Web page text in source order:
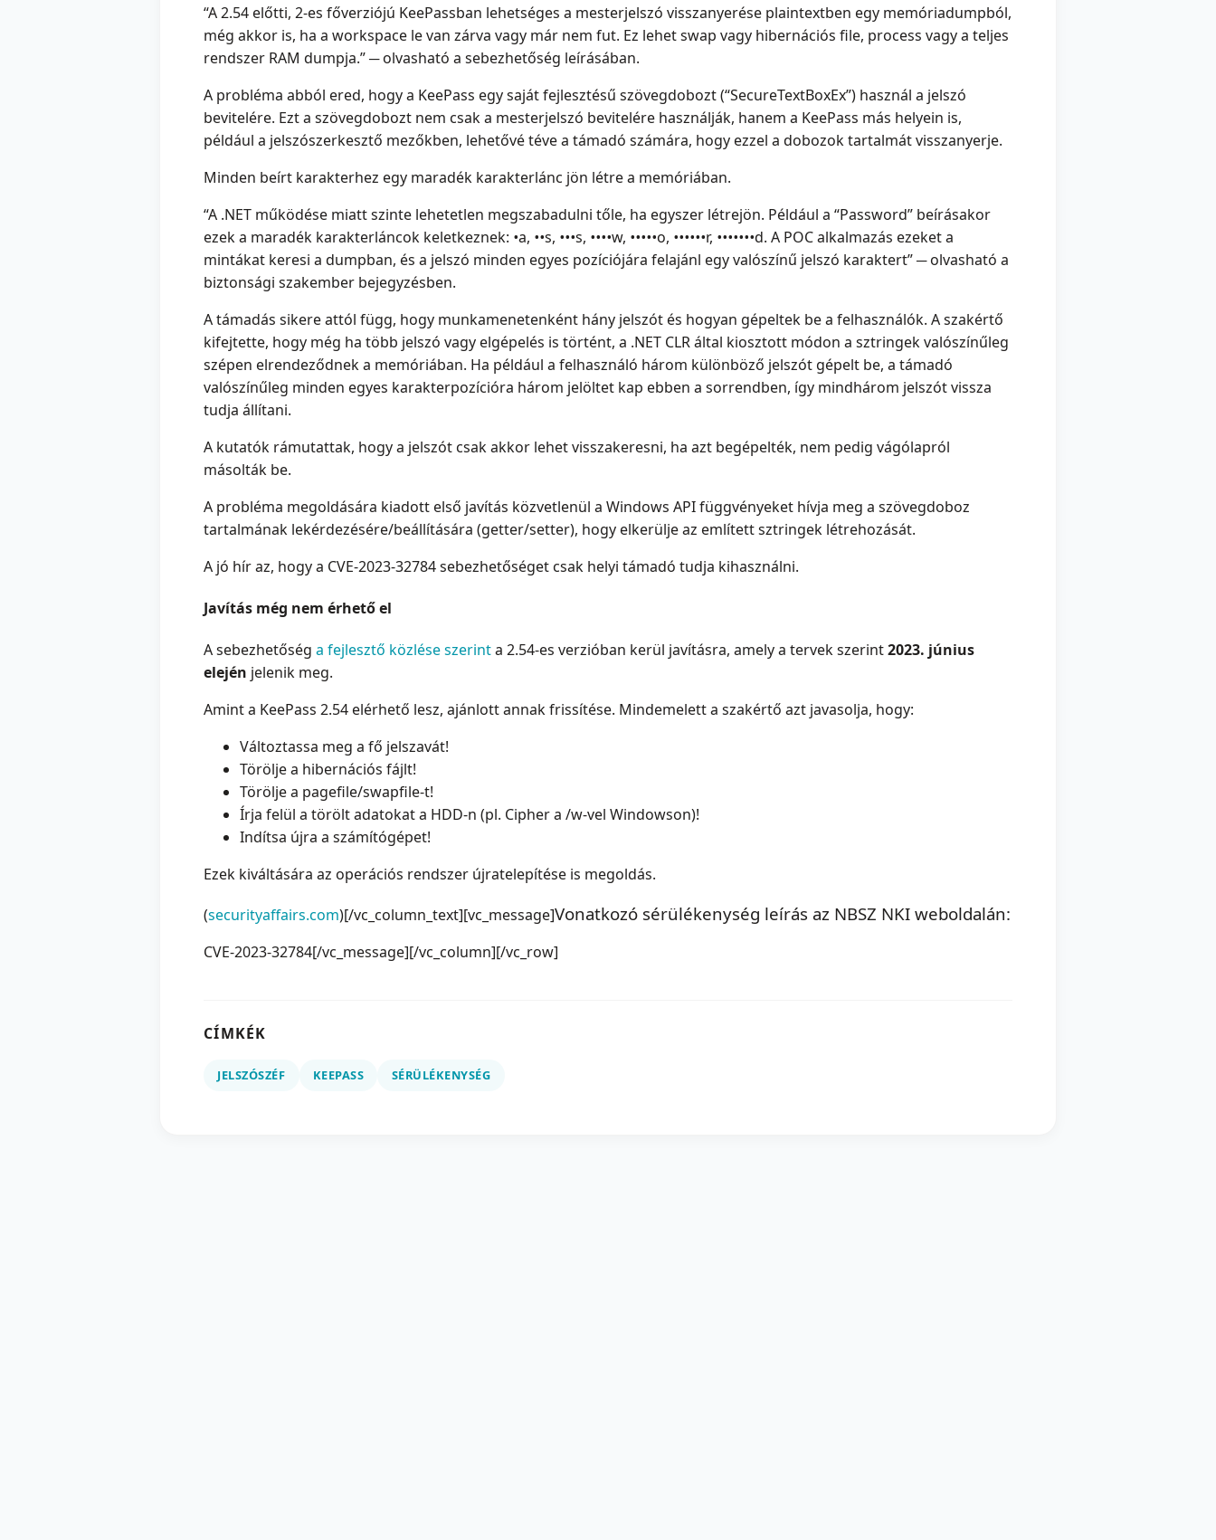
“A 2.54 előtti, 2-es főverziójú KeePassban lehetséges a mesterjelszó visszanyerése plaintextben egy memóriadumpból,
még akkor is, ha a workspace le van zárva vagy már nem fut. Ez lehet swap vagy hibernációs file, process vagy a teljes
rendszer RAM dumpja.” ─ olvasható a sebezhetőség leírásában.
A probléma abból ered, hogy a KeePass egy saját fejlesztésű szövegdobozt (“SecureTextBoxEx”) használ a jelszó
bevitelére. Ezt a szövegdobozt nem csak a mesterjelszó bevitelére használják, hanem a KeePass más helyein is,
például a jelszószerkesztő mezőkben, lehetővé téve a támadó számára, hogy ezzel a dobozok tartalmát visszanyerje.
Minden beírt karakterhez egy maradék karakterlánc jön létre a memóriában.
“A .NET működése miatt szinte lehetetlen megszabadulni tőle, ha egyszer létrejön. Például a “Password” beírásakor
ezek a maradék karakterláncok keletkeznek: •a, ••s, •••s, ••••w, •••••o, ••••••r, •••••••d. A POC alkalmazás ezeket a
mintákat keresi a dumpban, és a jelszó minden egyes pozíciójára felajánl egy valószínű jelszó karaktert” ─ olvasható a
biztonsági szakember bejegyzésben.
A támadás sikere attól függ, hogy munkamenetenként hány jelszót és hogyan gépeltek be a felhasználók. A szakértő
kifejtette, hogy még ha több jelszó vagy elgépelés is történt, a .NET CLR által kiosztott módon a sztringek valószínűleg
szépen elrendeződnek a memóriában. Ha például a felhasználó három különböző jelszót gépelt be, a támadó
valószínűleg minden egyes karakterpozícióra három jelöltet kap ebben a sorrendben, így mindhárom jelszót vissza
tudja állítani.
A kutatók rámutattak, hogy a jelszót csak akkor lehet visszakeresni, ha azt begépelték, nem pedig vágólapról
másolták be.
A probléma megoldására kiadott első javítás közvetlenül a Windows API függvényeket hívja meg a szövegdoboz
tartalmának lekérdezésére/beállítására (getter/setter), hogy elkerülje az említett sztringek létrehozását.
A jó hír az, hogy a CVE-2023-32784 sebezhetőséget csak helyi támadó tudja kihasználni.
Javítás még nem érhető el
A sebezhetőség a fejlesztő közlése szerinta 2.54-es verzióban kerül javításra, amely a tervek szerint2023. június
elején jelenik meg.
Amint a KeePass 2.54 elérhető lesz, ajánlott annak frissítése. Mindemelett a szakértő azt javasolja, hogy:
Változtassa meg a fő jelszavát!
Törölje a hibernációs fájlt!
Törölje a pagefile/swapfile-t!
Írja felül a törölt adatokat a HDD-n (pl. Cipher a /w-vel Windowson)!
Indítsa újra a számítógépet!
Ezek kiváltására az operációs rendszer újratelepítése is megoldás.
(securityaffairs.com)[/vc_column_text][vc_message]Vonatkozó sérülékenység leírás az NBSZ NKI weboldalán:
CVE-2023-32784[/vc_message][/vc_column][/vc_row]
CÍMKÉK
JELSZÓSZÉF KEEPASS SÉRÜLÉKENYSÉG